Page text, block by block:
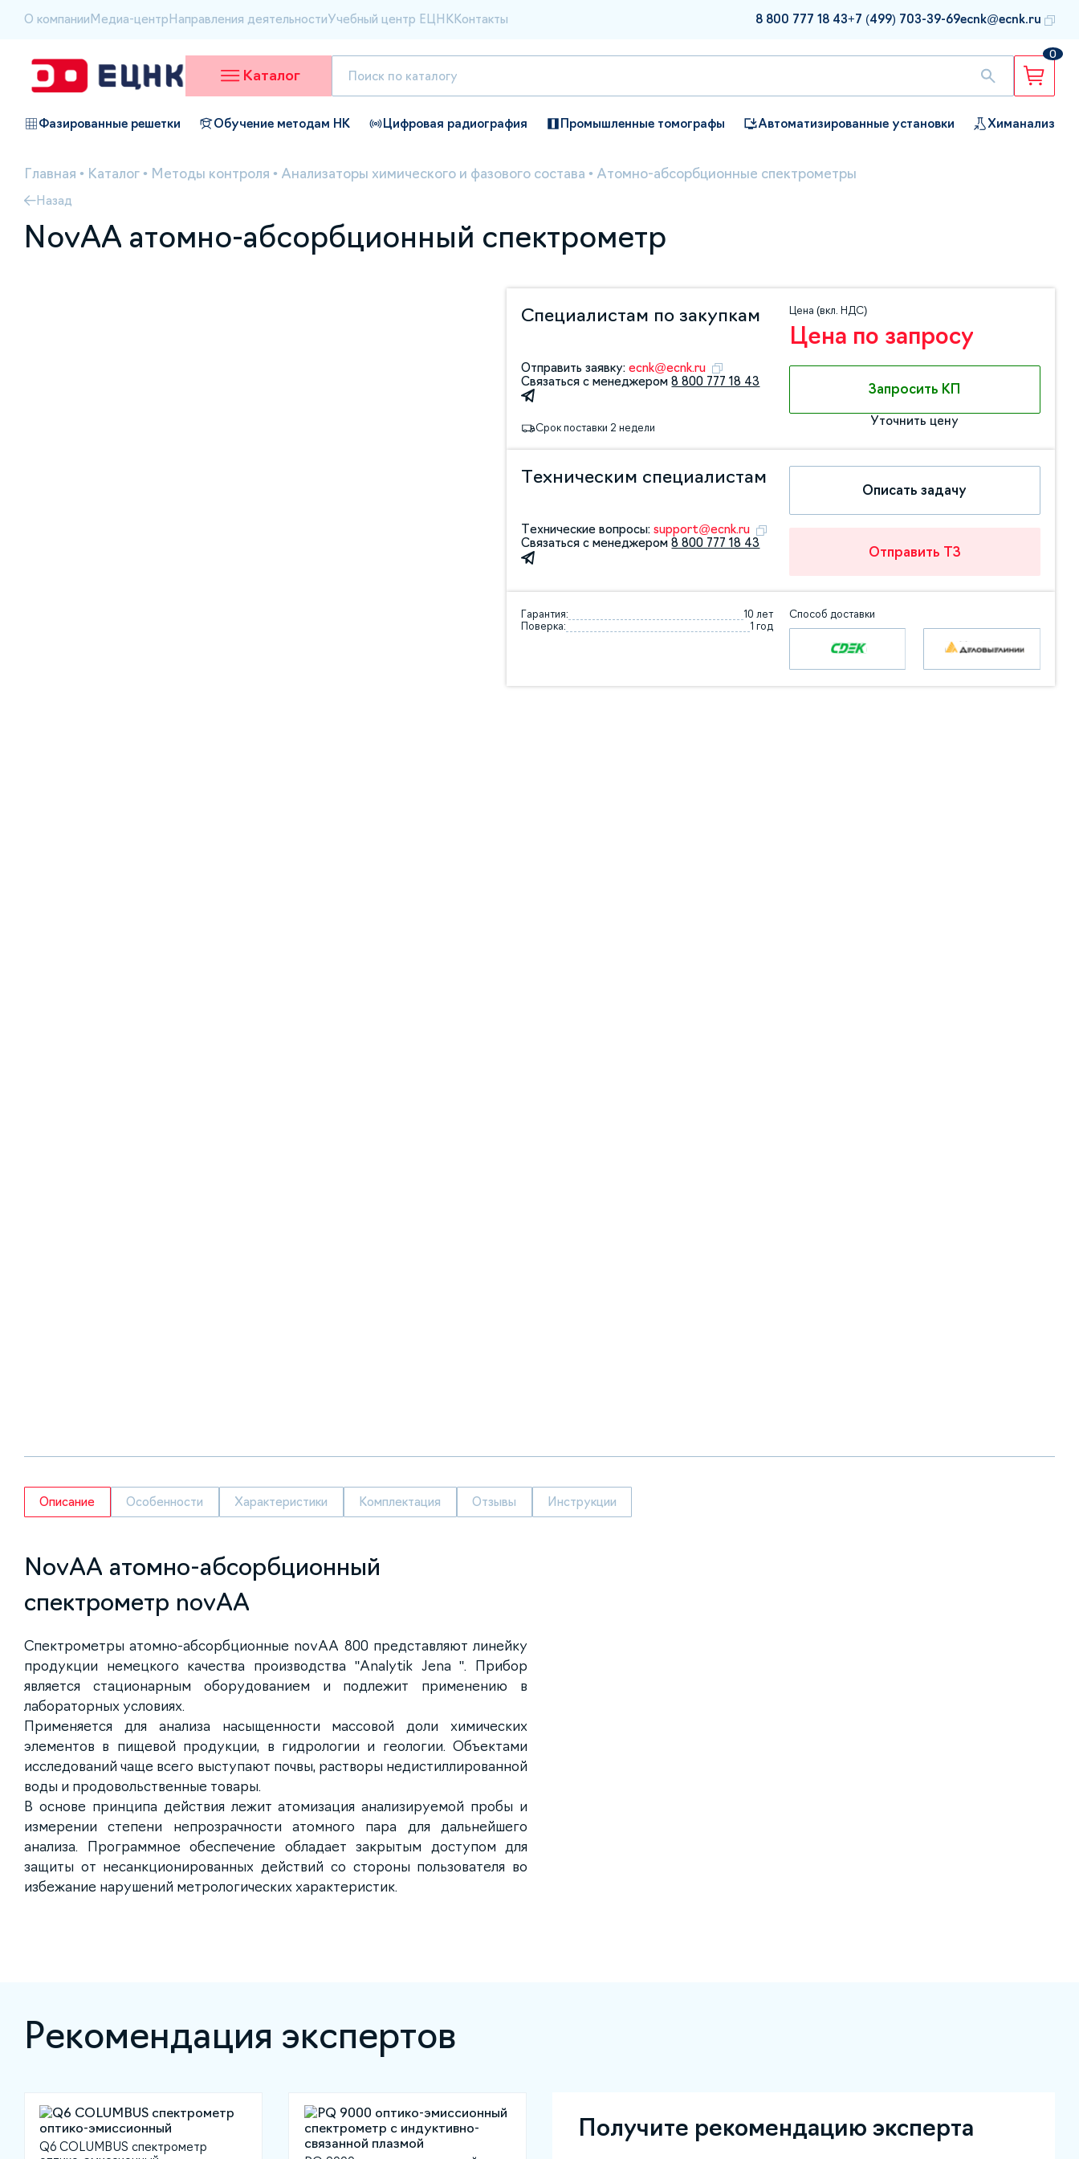
О компании Медиа-центр Направления деятельностиУчебный центр ЕЦНК Контакты 8 800 777 18 43+7 (499) 703-39-69ecnk@ecnk.ru
Каталог
0
Фазированные решетки Обучение методам НК Цифровая радиография Промышленные томографы Автоматизированные установки Химанализ
Главная • Каталог • Методы контроля • Анализаторы химического и фазового состава • Атомно-абсорбционные спектрометры
Назад
NovAA атомно-абсорбционный спектрометр
Специалистам по закупкам
Отправить заявку:ecnk@ecnk.ru
Связаться с менеджером8 800 777 18 43
Срок поставки 2 недели
Цена (вкл. НДС)
Цена по запросу
Запросить КП
Уточнить цену
Техническим специалистам
Технические вопросы:support@ecnk.ru
Связаться с менеджером8 800 777 18 43
Описать задачу
Отправить ТЗ
Гарантия:
10 лет
Поверка:
1 год
Способ доставки
Описание Особенности Характеристики Комплектация Отзывы Инструкции
NovAA атомно-абсорбционный
спектрометр novAA
Спектрометры атомно-абсорбционные novAA 800 представляют линейку
продукции немецкого качества производства "Analytik Jena ". Прибор
является стационарным оборудованием и подлежит применению в
лабораторных условиях.
Применяется для анализа насыщенности массовой доли химических
элементов в пищевой продукции, в гидрологии и геологии. Объектами
исследований чаще всего выступают почвы, растворы недистиллированной
воды и продовольственные товары.
В основе принципа действия лежит атомизация анализируемой пробы и
измерении степени непрозрачности атомного пара для дальнейшего
анализа. Программное обеспечение обладает закрытым доступом для
защиты от несанкционированных действий со стороны пользователя во
избежание нарушений метрологических характеристик.
Рекомендация экспертов
Q6 COLUMBUS спектрометр
Получите рекомендацию эксперта